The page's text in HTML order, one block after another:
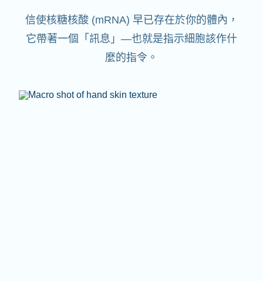
信使核糖核酸 (mRNA) 早已存在於你的體內，
它帶著一個「訊息」—也就是指示細胞該作什
麼的指令。